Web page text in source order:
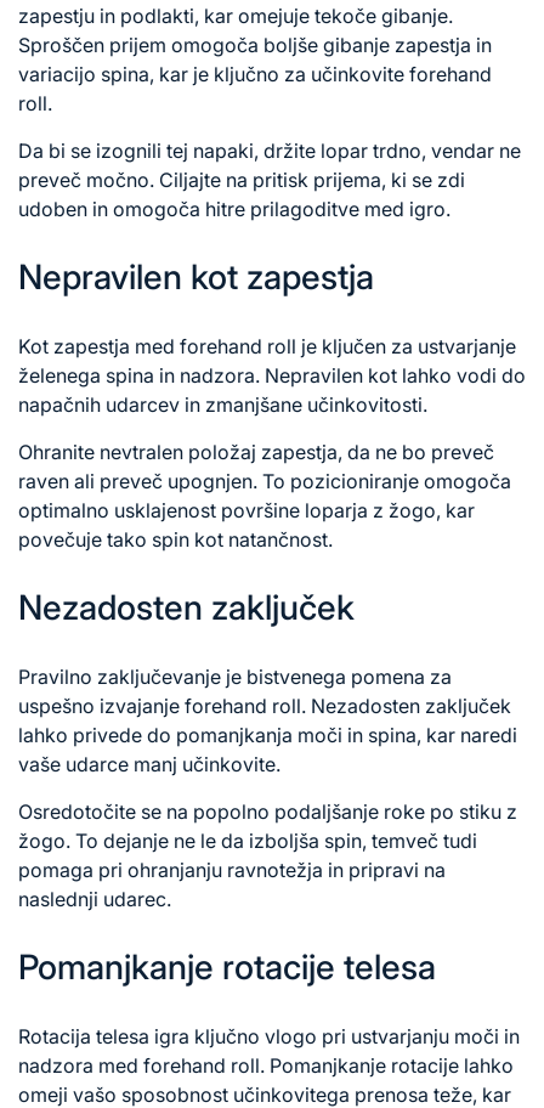
zapestju in podlakti, kar omejuje tekoče gibanje.
Sproščen prijem omogoča boljše gibanje zapestja in
variacijo spina, kar je ključno za učinkovite forehand
roll.
Da bi se izognili tej napaki, držite lopar trdno, vendar ne
preveč močno. Ciljajte na pritisk prijema, ki se zdi
udoben in omogoča hitre prilagoditve med igro.
Nepravilen kot zapestja
Kot zapestja med forehand roll je ključen za ustvarjanje
želenega spina in nadzora. Nepravilen kot lahko vodi do
napačnih udarcev in zmanjšane učinkovitosti.
Ohranite nevtralen položaj zapestja, da ne bo preveč
raven ali preveč upognjen. To pozicioniranje omogoča
optimalno usklajenost površine loparja z žogo, kar
povečuje tako spin kot natančnost.
Nezadosten zaključek
Pravilno zaključevanje je bistvenega pomena za
uspešno izvajanje forehand roll. Nezadosten zaključek
lahko privede do pomanjkanja moči in spina, kar naredi
vaše udarce manj učinkovite.
Osredotočite se na popolno podaljšanje roke po stiku z
žogo. To dejanje ne le da izboljša spin, temveč tudi
pomaga pri ohranjanju ravnotežja in pripravi na
naslednji udarec.
Pomanjkanje rotacije telesa
Rotacija telesa igra ključno vlogo pri ustvarjanju moči in
nadzora med forehand roll. Pomanjkanje rotacije lahko
omeji vašo sposobnost učinkovitega prenosa teže, kar